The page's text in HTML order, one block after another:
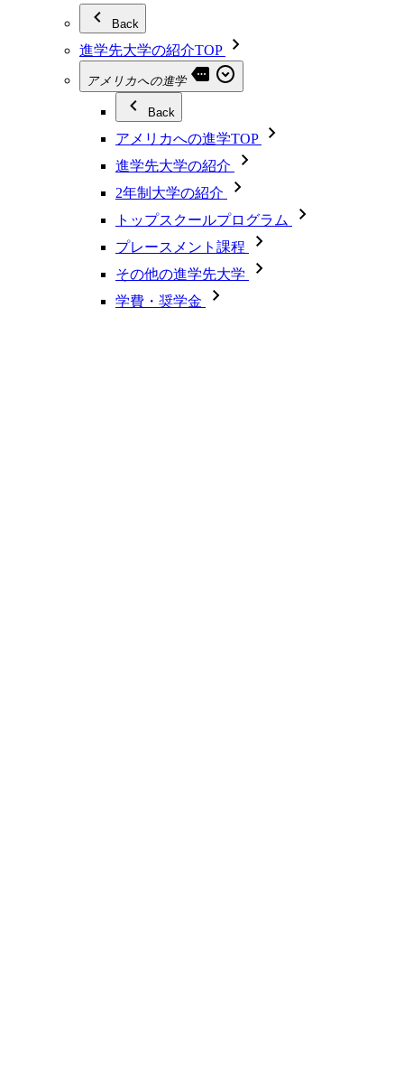
Back
進学先大学の紹介TOP
アメリカへの進学
Back
アメリカへの進学TOP
進学先大学の紹介
2年制大学の紹介
トップスクールプログラム
プレースメント課程
その他の進学先大学
学費・奨学金